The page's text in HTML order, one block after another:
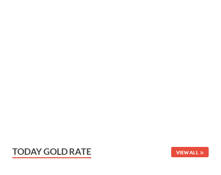
TODAY GOLD RATE VIEW ALL